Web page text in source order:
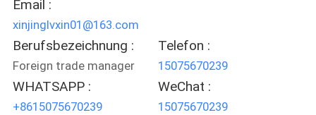
IN
VERBINDUNG
NACHRICHTEN
Email :
xinjinglvxin01@163.com
Berufsbezeichnung :
Foreign trade manager
Telefon :
15075670239
WHATSAPP :
+8615075670239
WeChat :
15075670239